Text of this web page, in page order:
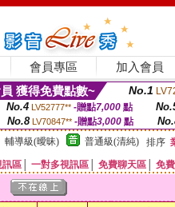
會員專區 加入會員
獲得免費點數~ No.1
No.4 LV52777** -贈點7,000點
No.8 LV70847** -贈點3,000 點
輔導級(曖昧) 普通級(清純) 排序
訊區 一對多視訊區 免費聊天區 免